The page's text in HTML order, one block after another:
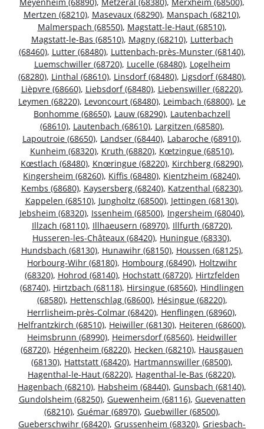
Mertzen (68210), Masevaux (68290), Manspach (68210),
Malmerspach (68550), Magstatt-le-Haut (68510),
Magstatt-le-Bas (68510), Magny (68210), Lutterbach
(68460), Lutter (68480), Luttenbach-près-Munster (68140),
Luemschwiller (68720), Lucelle (68480), Logelheim
(68280), Linthal (68610), Linsdorf (68480), Ligsdorf (68480),
Lièpvre (68660), Liebsdorf (68480), Liebenswiller (68220),
Leymen (68220), Levoncourt (68480), Leimbach (68800), Le
Bonhomme (68650), Lauw (68290), Lautenbachzell
(68610), Lautenbach (68610), Largitzen (68580),
Lapoutroie (68650), Landser (68440), Labaroche (68910),
Kunheim (68320), Kruth (68820), Kœtzingue (68510),
Kœstlach (68480), Knœringue (68220), Kirchberg (68290),
Kingersheim (68260), Kiffis (68480), Kientzheim (68240),
Kembs (68680), Kaysersberg (68240), Katzenthal (68230),
Kappelen (68510), Jungholtz (68500), Jettingen (68130),
Jebsheim (68320), Issenheim (68500), Ingersheim (68040),
Illzach (68110), Illhaeusern (68970), Illfurth (68720),
Husseren-les-Châteaux (68420), Huningue (68330),
Hundsbach (68130), Hunawihr (68150), Houssen (68125),
Horbourg-Wihr (68180), Hombourg (68490), Holtzwihr
(68320), Hohrod (68140), Hochstatt (68720), Hirtzfelden
(68740), Hirtzbach (68118), Hirsingue (68560), Hindlingen
(68580), Hettenschlag (68600), Hésingue (68220),
Herrlisheim-près-Colmar (68420), Henflingen (68960),
Helfrantzkirch (68510), Heiwiller (68130), Heiteren (68600),
Heimsbrunn (68990), Heimersdorf (68560), Heidwiller
(68720), Hégenheim (68220), Hecken (68210), Hausgauen
(68130), Hattstatt (68420), Hartmannswiller (68500),
Hagenthal-le-Haut (68220), Hagenthal-le-Bas (68220),
Hagenbach (68210), Habsheim (68440), Gunsbach (68140),
Gundolsheim (68250), Guewenheim (68116), Guevenatten
(68210), Guémar (68970), Guebwiller (68500),
Gueberschwihr (68420), Grussenheim (68320), Griesbach-